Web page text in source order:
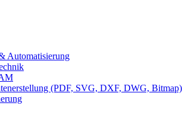
Automatisierung
(PDF, SVG, DXF, DWG, Bitmap)